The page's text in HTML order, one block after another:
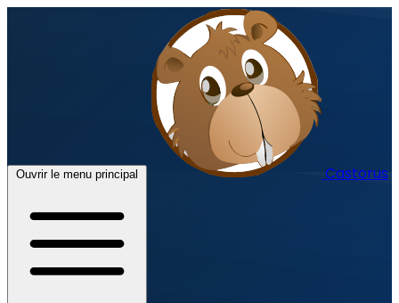
Ouvrir le menu principal Castorus